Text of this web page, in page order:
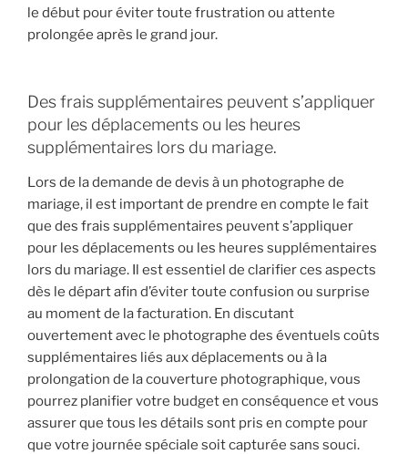
le début pour éviter toute frustration ou attente
prolongée après le grand jour.
Des frais supplémentaires peuvent s’appliquer
pour les déplacements ou les heures
supplémentaires lors du mariage.
Lors de la demande de devis à un photographe de
mariage, il est important de prendre en compte le fait
que des frais supplémentaires peuvent s’appliquer
pour les déplacements ou les heures supplémentaires
lors du mariage. Il est essentiel de clarifier ces aspects
dès le départ afin d’éviter toute confusion ou surprise
au moment de la facturation. En discutant
ouvertement avec le photographe des éventuels coûts
supplémentaires liés aux déplacements ou à la
prolongation de la couverture photographique, vous
pourrez planifier votre budget en conséquence et vous
assurer que tous les détails sont pris en compte pour
que votre journée spéciale soit capturée sans souci.